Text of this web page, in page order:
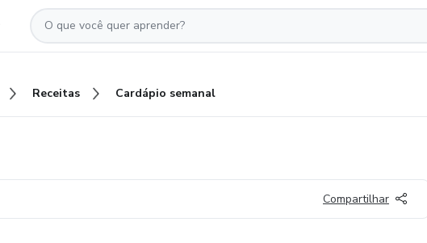
Receitas Cardápio semanal
Compartilhar